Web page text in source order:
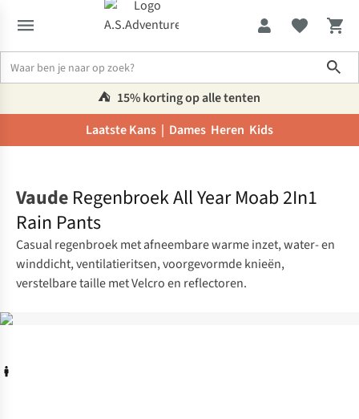
⛺️ 15% korting op alle tenten
Laatste Kans | Dames Heren Kids
Vaude Regenbroek All Year Moab 2In1
Rain Pants
Casual regenbroek met afneembare warme inzet, water- en
winddicht, ventilatieritsen, voorgevormde knieën,
verstelbare taille met Velcro en reflectoren.